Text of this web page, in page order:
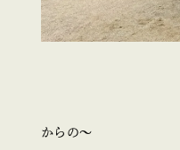
からの～